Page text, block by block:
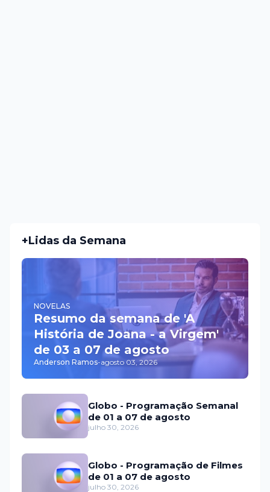
+Lidas da Semana
NOVELAS
Resumo da semana de 'A
História de Joana - a Virgem'
de 03 a 07 de agosto
Anderson Ramos-agosto 03, 2026
Globo - Programação Semanal
de 01 a 07 de agosto
julho 30, 2026
Globo - Programação de Filmes
de 01 a 07 de agosto
julho 30, 2026